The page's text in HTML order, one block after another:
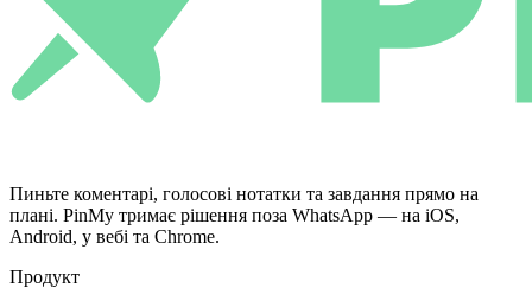
Пиньте коментарі, голосові нотатки та завдання прямо на
плані. PinMy тримає рішення поза WhatsApp — на iOS,
Android, у вебі та Chrome.
Продукт